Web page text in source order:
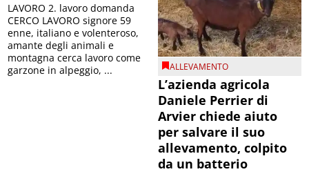
LAVORO 2. lavoro domanda
CERCO LAVORO signore 59
enne, italiano e volenteroso,
amante degli animali e
montagna cerca lavoro come
garzone in alpeggio, ...
ALLEVAMENTO
L’azienda agricola
Daniele Perrier di
Arvier chiede aiuto
per salvare il suo
allevamento, colpito
da un batterio